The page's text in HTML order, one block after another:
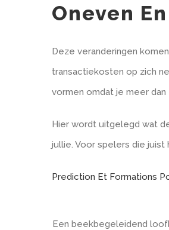
Oneven
Deze veranderingen
transactiekosten op zich
vormen omdat je meer dan
Hier wordt uitgelegd wat
jullie. Voor spelers die juist
Prediction Et Formations
Een beekbegeleidend